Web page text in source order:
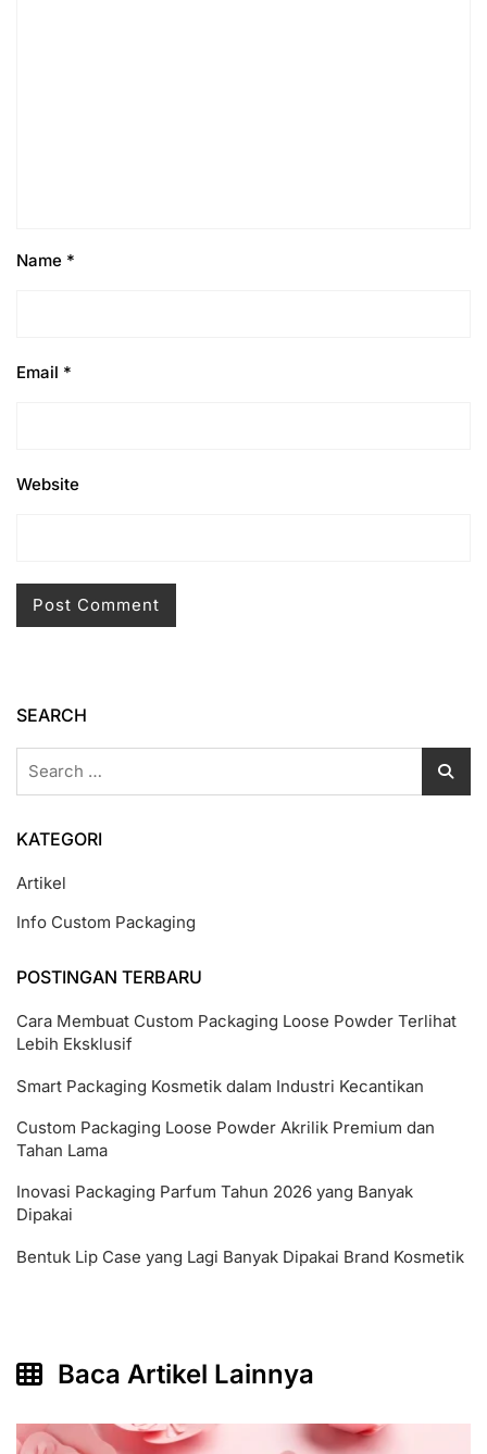
Name *
Email *
Website
SEARCH
KATEGORI
Artikel
Info Custom Packaging
POSTINGAN TERBARU
Cara Membuat Custom Packaging Loose Powder Terlihat
Lebih Eksklusif
Smart Packaging Kosmetik dalam Industri Kecantikan
Custom Packaging Loose Powder Akrilik Premium dan
Tahan Lama
Inovasi Packaging Parfum Tahun 2026 yang Banyak
Dipakai
Bentuk Lip Case yang Lagi Banyak Dipakai Brand Kosmetik
Baca Artikel Lainnya